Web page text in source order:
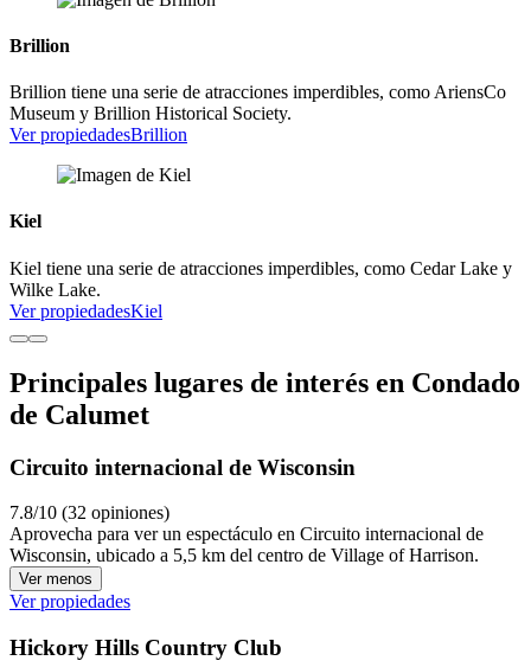
Brillion
Brillion tiene una serie de atracciones imperdibles, como AriensCo
Museum y Brillion Historical Society.
Ver propiedadesBrillion
Kiel
Kiel tiene una serie de atracciones imperdibles, como Cedar Lake y
Wilke Lake.
Ver propiedadesKiel
Principales lugares de interés en Condado
de Calumet
Circuito internacional de Wisconsin
7.8/10 (32 opiniones)
Aprovecha para ver un espectáculo en Circuito internacional de
Wisconsin, ubicado a 5,5 km del centro de Village of Harrison.
Ver menos
Ver propiedades
Hickory Hills Country Club